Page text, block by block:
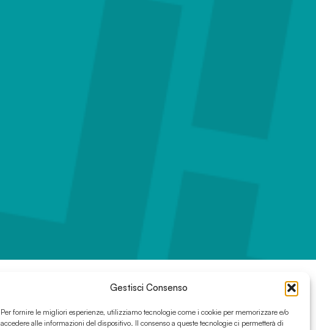
Gestisci Consenso
Per fornire le migliori esperienze, utilizziamo tecnologie come i cookie per memorizzare e/o
accedere alle informazioni del dispositivo. Il consenso a queste tecnologie ci permetterà di